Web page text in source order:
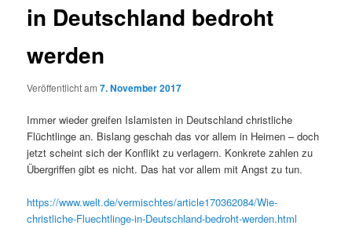
in Deutschland bedroht
werden
Veröffentlicht am7. November 2017
Immer wieder greifen Islamisten in Deutschland christliche
Flüchtlinge an. Bislang geschah das vor allem in Heimen – doch
jetzt scheint sich der Konflikt zu verlagern. Konkrete zahlen zu
Übergriffen gibt es nicht. Das hat vor allem mit Angst zu tun.
https://www.welt.de/vermischtes/article170362084/Wie-
christliche-Fluechtlinge-in-Deutschland-bedroht-werden.html